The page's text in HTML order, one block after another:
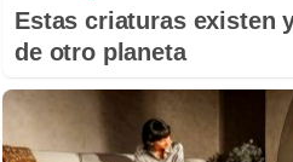
Estas criaturas existen
de otro planeta